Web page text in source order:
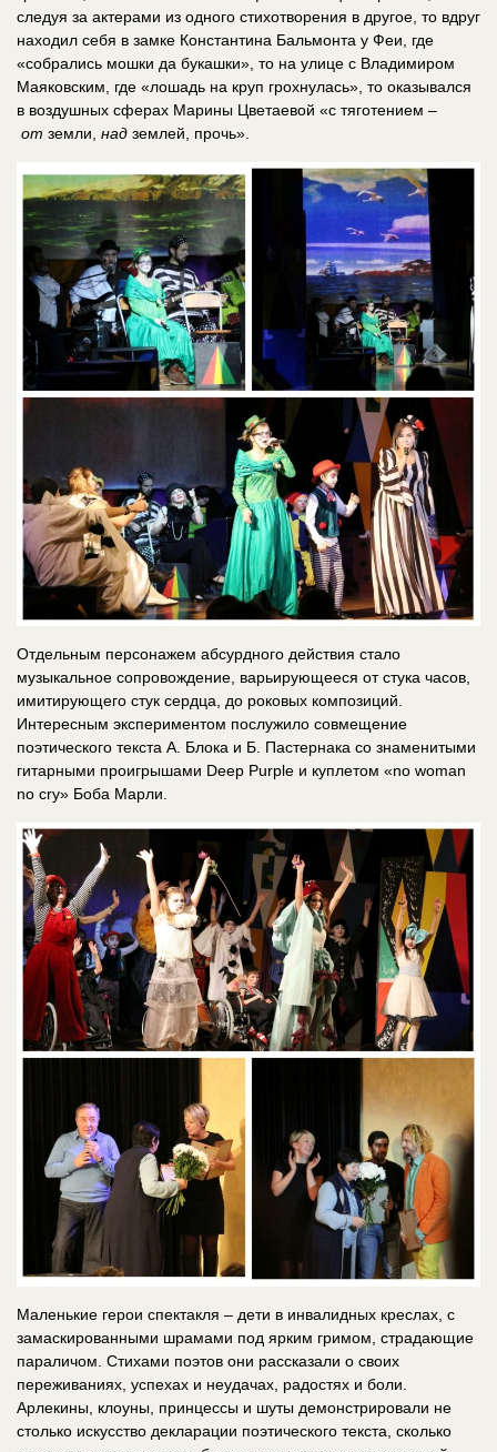
следуя за актерами из одного стихотворения в другое, то вдруг
находил себя в замке Константина Бальмонта у Феи, где
«собрались мошки да букашки», то на улице с Владимиром
Маяковским, где «лошадь на круп грохнулась», то оказывался
в воздушных сферах Марины Цветаевой «с тяготением –
от земли, над землей, прочь».
Отдельным персонажем абсурдного действия стало
музыкальное сопровождение, варьирующееся от стука часов,
имитирующего стук сердца, до роковых композиций.
Интересным экспериментом послужило совмещение
поэтического текста А. Блока и Б. Пастернака со знаменитыми
гитарными проигрышами Deep Purple и куплетом «no woman
no cry» Боба Марли.
Маленькие герои спектакля – дети в инвалидных креслах, с
замаскированными шрамами под ярким гримом, страдающие
параличом. Стихами поэтов они рассказали о своих
переживаниях, успехах и неудачах, радостях и боли.
Арлекины, клоуны, принцессы и шуты демонстрировали не
столько искусство декларации поэтического текста, сколько